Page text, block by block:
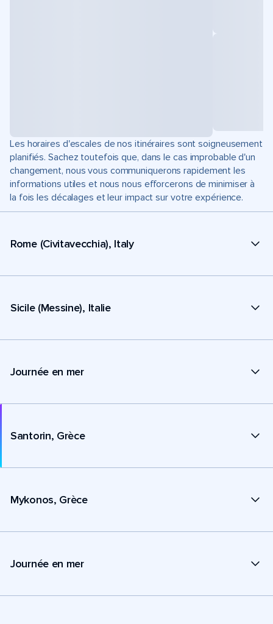
Les horaires d'escales de nos itinéraires sont soigneusement
planifiés. Sachez toutefois que, dans le cas improbable d'un
changement, nous vous communiquerons rapidement les
informations utiles et nous nous efforcerons de minimiser à
la fois les décalages et leur impact sur votre expérience.
Rome (Civitavecchia), Italy
Sicile (Messine), Italie
Journée en mer
Santorin, Grèce
Mykonos, Grèce
Journée en mer